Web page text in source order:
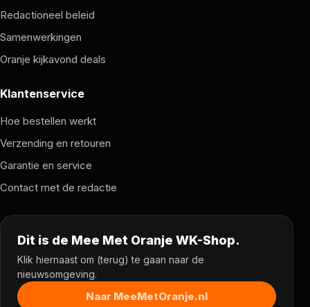
Redactioneel beleid
Samenwerkingen
Oranje kijkavond deals
Klantenservice
Hoe bestellen werkt
Verzending en retouren
Garantie en service
Contact met de redactie
Dit is de Mee Met Oranje WK-Shop.
Klik hiernaast om (terug) te gaan naar de
nieuwsomgeving.
Naar MeeMetOranje.nl